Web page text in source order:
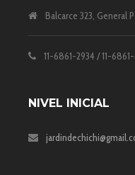
Balcarce 323, General
11-6861-2934 / 11-6861-
NIVEL INICIAL